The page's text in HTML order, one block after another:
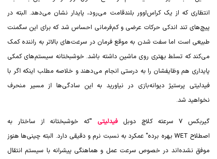
انتظاری که از یک کراس‌اوور بلندقامت می‌رود، پایدار نشان می‌دهد. البته در
پیچ‌های تند اندکی حرکات عرضی و کم‌فرمانی احساس شد که برای این سگمنت
طبیعی است اما سفت شدن به موقع فرمان در سرعت‌های بالاتر به راننده کمک
می‌کند که تسلط بهتری روی ماشین داشته باشد. خوشبختانه سیستم‌های کمکی
پایداری هم وظایفشان را به درستی انجام می‌دهند و خلاصه مطلب اینکه اگر با
فیدلیتی پرستیژ دیوانه‌بازی در نیاورید به این سادگی‌ها از مسیر منحرف
نخواهید شد.
گیربکس 7 سرعته کلاچ دوبل فیدلیتی "که خوشبختانه از ساختار به
اصطلاح WET بهره برده" عمکرد به نسبت نرم و دقیقی دارد. البته چینی‌ها هنوز
موفق نشده‌اند در خصوص سرعت عمل و هماهنگی پیشرانه با سیستم انتقال